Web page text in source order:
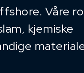
Våre
kjemiske